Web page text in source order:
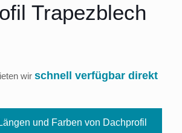
Trapezblech
wir schnell verfügbar direkt
und Farben von Dachprofil